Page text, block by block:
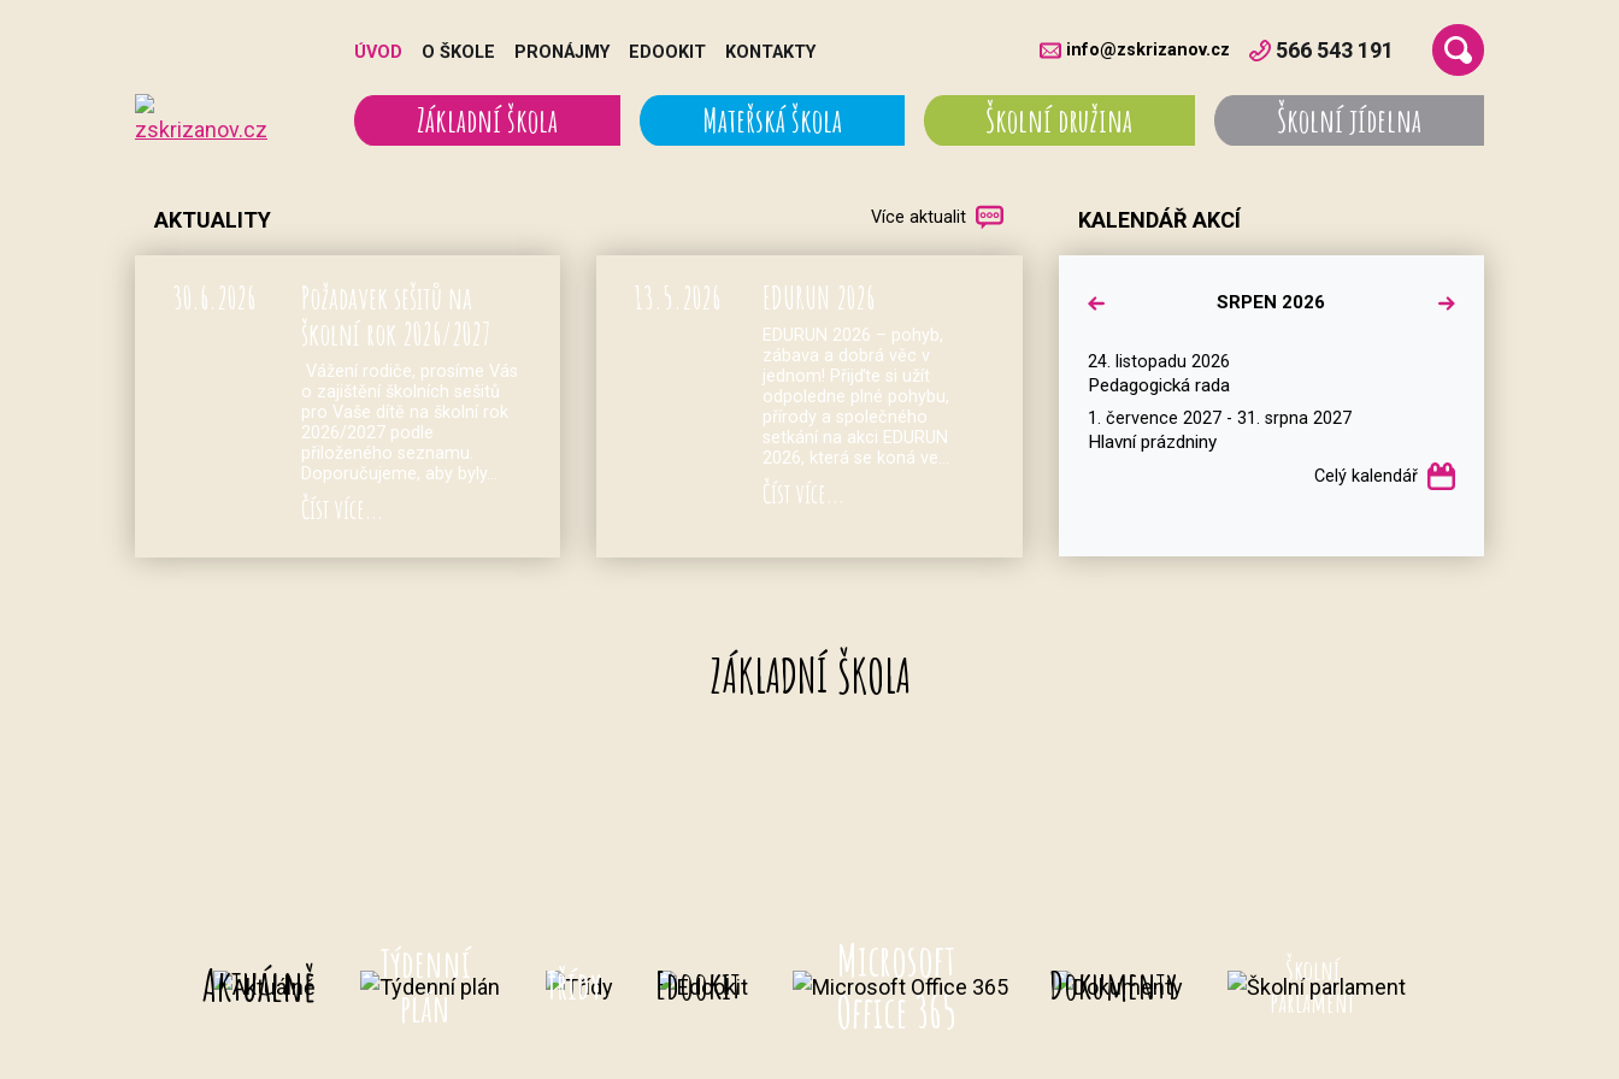
ÚVOD O ŠKOLE PRONÁJMY EDOOKIT KONTAKTY info@zskrizanov.cz 566 543 191
Základní škola Mateřská škola Školní družina Školní jídelna
AKTUALITY Více aktualit
30.6.2026
Požadavek sešitů na
školní rok 2026/2027
Vážení rodiče, prosíme Vás
o zajištění školních sešitů
pro Vaše dítě na školní rok
2026/2027 podle
přiloženého seznamu.
Doporučujeme, aby byly…
Číst více...
13.5.2026 EDURUN 2026
EDURUN 2026 – pohyb,
zábava a dobrá věc v
jednom! Přijďte si užít
odpoledne plné pohybu,
přírody a společného
setkání na akci EDURUN
2026, která se koná ve…
Číst více...
KALENDÁŘ AKCÍ
SRPEN 2026
24. listopadu 2026
Pedagogická rada
1. července 2027 - 31. srpna 2027
Hlavní prázdniny
Celý kalendář
ZÁKLADNÍ ŠKOLA
Aktuálně
Týdenní
plán
Třídy Edookit
Microsoft
Office 365
Dokumenty
Školní
parlament